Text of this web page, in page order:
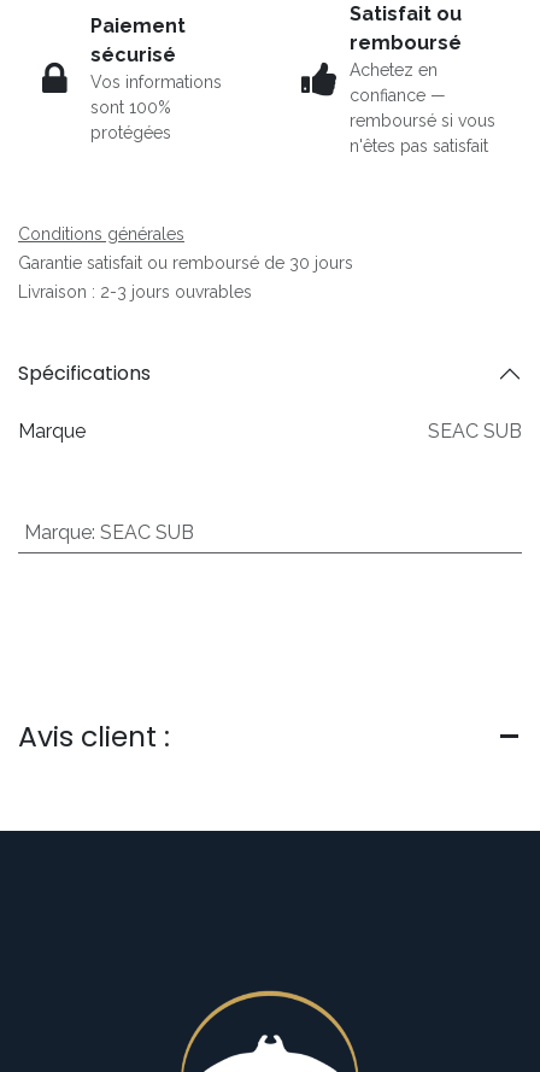
Paiement
sécurisé
Vos informations
sont 100%
protégées
Satisfait ou
remboursé
Achetez en
confiance —
remboursé si vous
n'êtes pas satisfait
Conditions générales
Garantie satisfait ou remboursé de 30 jours
Livraison : 2-3 jours ouvrables
Spécifications
Marque SEAC SUB
Marque: SEAC SUB
Avis client :